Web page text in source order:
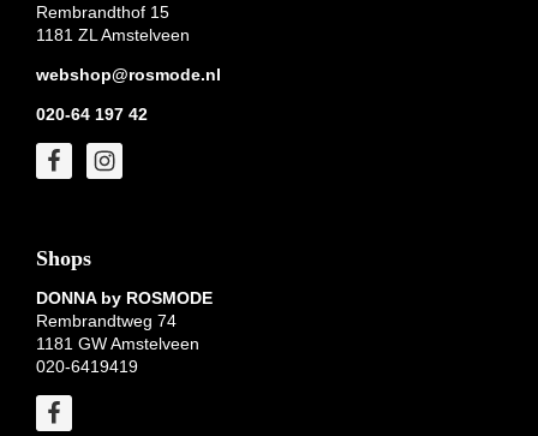
Rembrandthof 15
1181 ZL Amstelveen
webshop@rosmode.nl
020-64 197 42
Shops
DONNA by ROSMODE
Rembrandtweg 74
1181 GW Amstelveen
020-6419419